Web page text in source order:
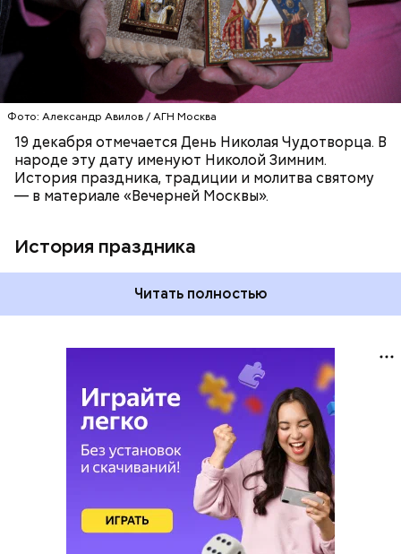
Фото: Александр Авилов / АГН Москва
19 декабря отмечается День Николая Чудотворца. В
народе эту дату именуют Николой Зимним.
История праздника, традиции и молитва святому
— в материале «Вечерней Москвы».
История праздника
Читать полностью